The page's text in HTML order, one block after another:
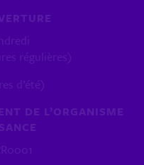
régulières)
d’été)
DE L’ORGANISME